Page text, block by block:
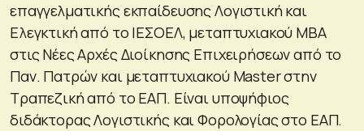
επαγγελματικής εκπαίδευσης Λογιστική και
Ελεγκτική από το ΙΕΣΟΕΛ, μεταπτυχιακού ΜΒΑ
στις Νέες Αρχές Διοίκησης Επιχειρήσεων από το
Παν. Πατρών και μεταπτυχιακού Master στην
Τραπεζική από το ΕΑΠ. Είναι υποψήφιος
διδάκτορας Λογιστικής και Φορολογίας στο ΕΑΠ.